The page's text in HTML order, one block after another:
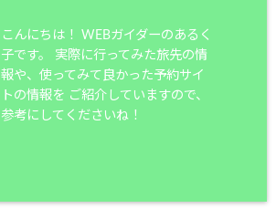
こんにちは！ WEBガイダーのあるく
子です。 実際に行ってみた旅先の情
報や、使ってみて良かった予約サイ
トの情報を ご紹介していますので、
参考にしてくださいね！